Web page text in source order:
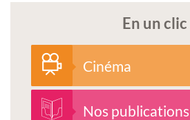
En un clic
Cinéma
Nos publications